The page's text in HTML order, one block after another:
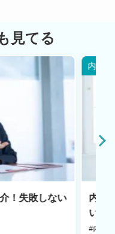
見てる
！失敗しない
内定後
内定
い過
#内定後